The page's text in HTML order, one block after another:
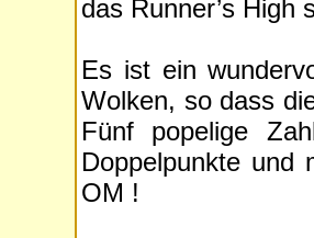
das Runner’s High
Es ist ein
Wolken, so dass
Fünf popelige
Doppelpunkte und
OM !